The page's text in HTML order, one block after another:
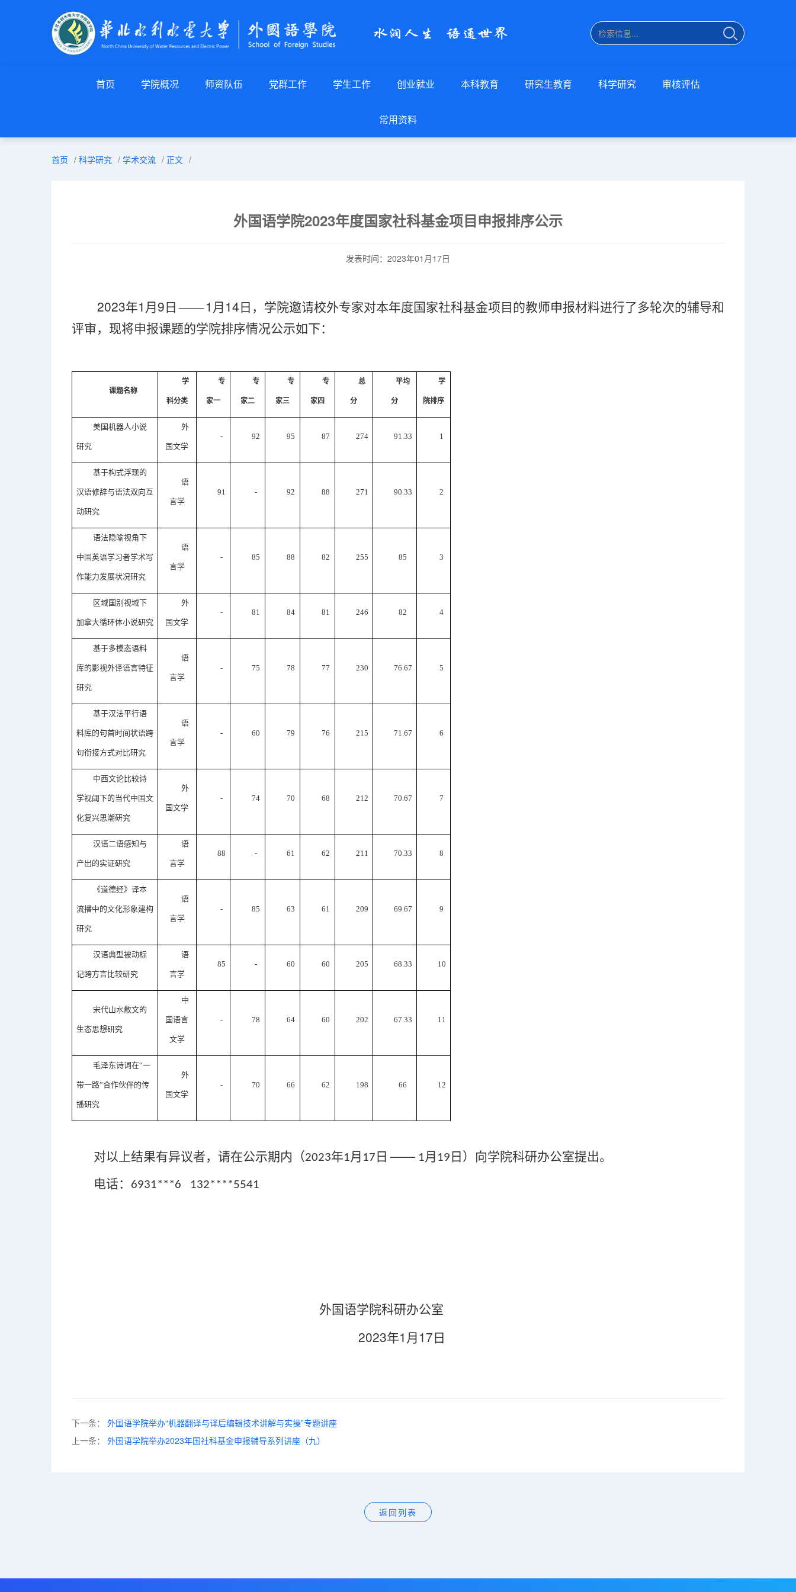
首页 学院概况 师资队伍 党群工作 学生工作 创业就业 本科教育 研究生教育 科学研究 审核评估
常用资料
首页 / 科学研究 / 学术交流 / 正文 /
外国语学院2023年度国家社科基金项目申报排序公示
发表时间：2023年01月17日
2023年1 月 9 日 —— 1 月 14 日，学院邀请校外专家对本年度国家社科基金项目的教师申报材料进行了多轮次的辅导和
评审，现将申报课题的学院排序情况公示如下：
课题名称
学
科分类
专
家一
专
家二
专
家三
专
家四
总
分
平均
分
学
院排序
美国机器人小说
研究
外
国文学
- 92 95 87 274 91.33 1
基于构式浮现的
汉语修辞与语法双向互
动研究
语
言学
91 - 92 88 271 90.33 2
语法隐喻视角下
中国英语学习者学术写
作能力发展状况研究
语
言学
- 85 88 82 255 85 3
区域国别视域下
加拿大循环体小说研究
外
国文学
- 81 84 81 246 82 4
基于多模态语料
库的影视外译语言特征
研究
语
言学
- 75 78 77 230 76.67 5
基于汉法平行语
料库的句首时间状语跨
句衔接方式对比研究
语
言学
- 60 79 76 215 71.67 6
中西文论比较诗
学视阈下的当代中国文
化复兴思潮研究
外
国文学
- 74 70 68 212 70.67 7
汉语二语感知与
产出的实证研究
语
言学
88 - 61 62 211 70.33 8
《道德经》译本
流播中的文化形象建构
研究
语
言学
- 85 63 61 209 69.67 9
汉语典型被动标
记跨方言比较研究
语
言学
85 - 60 60 205 68.33 10
宋代山水散文的
生态思想研究
中
国语言
文学
- 78 64 60 202 67.33 11
毛泽东诗词在“一
带一路”合作伙伴的传
播研究
外
国文学
- 70 66 62 198 66 12
对以上结果有异议者，请在公示期内（2023年1月 17日 ——1月 19日）向学院科研办公室提出。
电话：
6931***6 132****5541
外国语学院科研办公室
2023年1 月 17 日
下一条：
外国语学院举办“机器翻译与译后编辑技术讲解与实操”专题讲座
上一条：
外国语学院举办2023年国社科基金申报辅导系列讲座（九）
返回列表